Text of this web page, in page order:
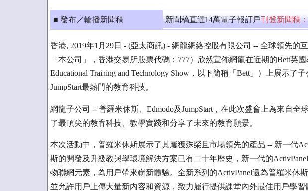
■ 發布／輪播新聞稿 新聞稿直達14萬電子報訂戶刊登新聞稿：
香港, 2019年1月29日 - (亞太商訊) - 網龍網絡控股有限公司 -- 全球領先的
「本公司」，香港交易所股票代碼：777）欣然宣佈網龍在近期的Bett英
Educational Training and Technology Show，以下簡稱「Bett」）上展示了
JumpStart最熱門的教育科技。
網龍子公司 -- 普羅米休斯、Edmodo及JumpStart，在此次盛會上為來自全
了最頂尖的教育科技、教學實踐和分享了未來的教育願景。
本次活動中，普羅米休斯展示了其屢獲殊榮且市場領先的產品 -- 新一代
斯的開發及升級教與學環境解決方案已有二十年歷史，新一代的
物聯網元素，為用戶帶來嶄新體驗。全新系列的ActivPanel還為普羅米休斯
並允許用戶上傳大量新內容和資源，致力履行提供課堂內外最佳用戶學習